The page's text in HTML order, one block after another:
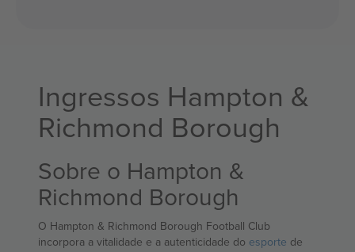
Ingressos Hampton &
Richmond Borough
Sobre o Hampton &
Richmond Borough
O Hampton & Richmond Borough Football Club
incorpora a vitalidade e a autenticidade do esporte de